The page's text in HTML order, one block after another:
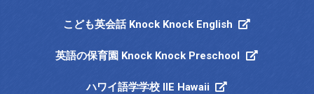
こども英会話 Knock Knock English
英語の保育園 Knock Knock Preschool
ハワイ語学学校 IIE Hawaii